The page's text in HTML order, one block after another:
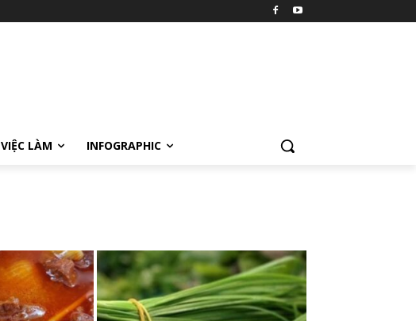
VIỆC LÀM INFOGRAPHIC